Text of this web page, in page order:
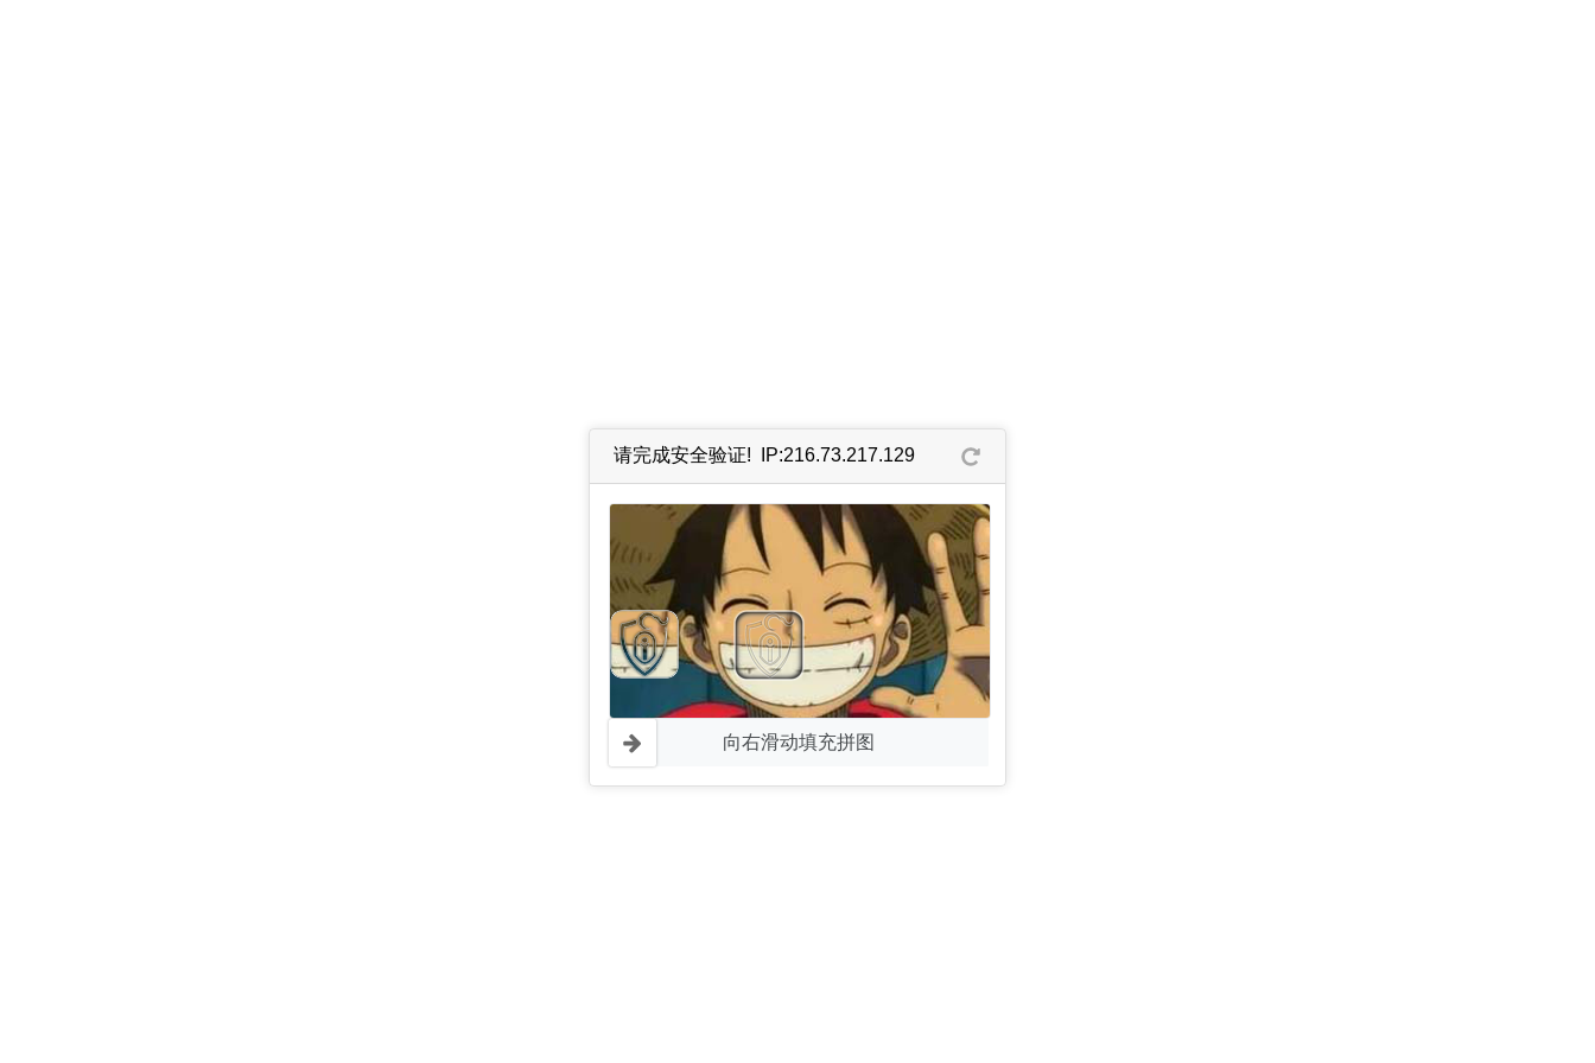
请完成安全验证! IP:216.73.217.129
向右滑动填充拼图